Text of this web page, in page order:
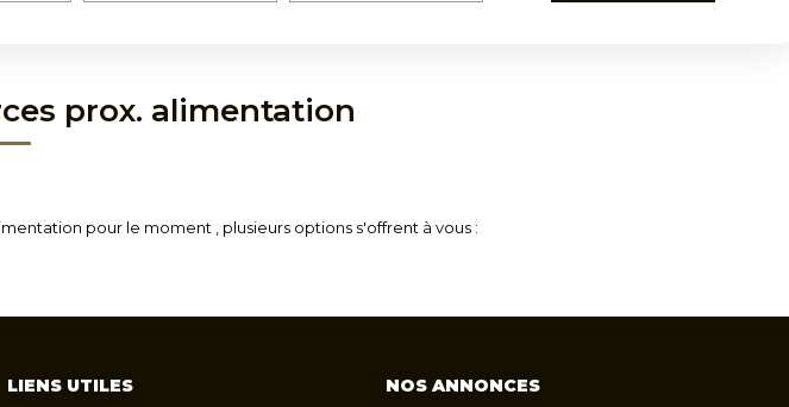
prox. alimentation
pour le moment , plusieurs options s'offrent à vous :
LIENS UTILES
NOS ANNONCES